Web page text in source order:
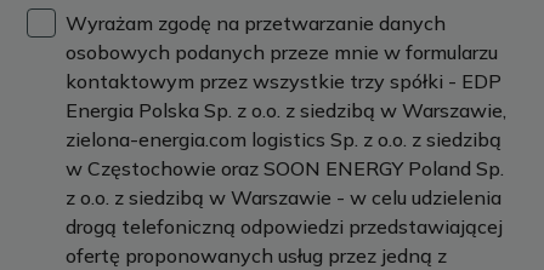
Wyrażam zgodę na przetwarzanie danych
osobowych podanych przeze mnie w formularzu
kontaktowym przez wszystkie trzy spółki - EDP
Energia Polska Sp. z o.o. z siedzibą w Warszawie,
zielona-energia.com logistics Sp. z o.o. z siedzibą
w Częstochowie oraz SOON ENERGY Poland Sp.
z o.o. z siedzibą w Warszawie - w celu udzielenia
drogą telefoniczną odpowiedzi przedstawiającej
ofertę proponowanych usług przez jedną z